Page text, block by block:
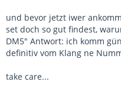
und bevor jetzt iwer
set doch so gut findest,
DM5" Antwort: ich komm
definitiv vom Klang ne
take care...